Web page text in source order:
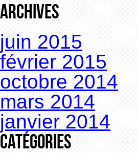
Archives
juin 2015
février 2015
octobre 2014
mars 2014
janvier 2014
Catégories